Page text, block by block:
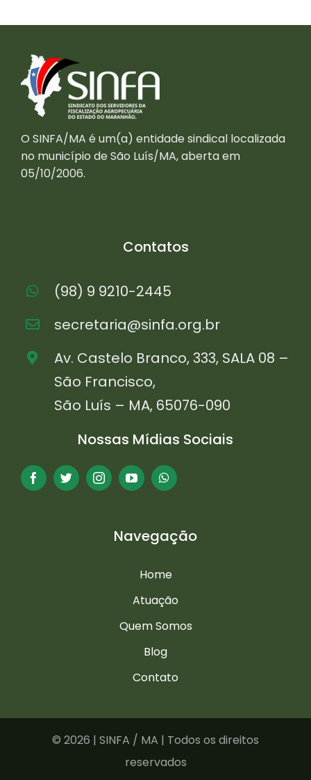
O SINFA/MA é um(a) entidade sindical localizada
no município de São Luís/MA, aberta em
05/10/2006.
Contatos
(98) 9 9210-2445
secretaria@sinfa.org.br
Av. Castelo Branco, 333, SALA 08 –
São Francisco,
São Luís – MA, 65076-090
Nossas Mídias Sociais
Navegação
Home
Atuação
Quem Somos
Blog
Contato
© 2026 | SINFA / MA | Todos os direitos
reservados